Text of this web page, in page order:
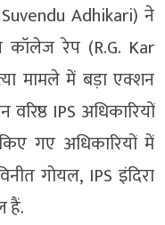
Adhikari) ने
रेप (R.G. Kar
मामले में बड़ा एक्शन
IPS अधिकारियों
गए अधिकारियों में
गोयल, IPS इंदिरा
हैं.